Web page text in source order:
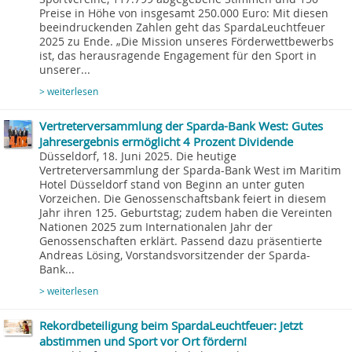
Preise in Höhe von insgesamt 250.000 Euro: Mit diesen
beeindruckenden Zahlen geht das SpardaLeuchtfeuer
2025 zu Ende. „Die Mission unseres Förderwettbewerbs
ist, das herausragende Engagement für den Sport in
unserer...
> weiterlesen
Vertreterversammlung der Sparda-Bank West: Gutes
Jahresergebnis ermöglicht 4 Prozent Dividende
Düsseldorf, 18. Juni 2025. Die heutige
Vertreterversammlung der Sparda-Bank West im Maritim
Hotel Düsseldorf stand von Beginn an unter guten
Vorzeichen. Die Genossenschaftsbank feiert in diesem
Jahr ihren 125. Geburtstag; zudem haben die Vereinten
Nationen 2025 zum Internationalen Jahr der
Genossenschaften erklärt. Passend dazu präsentierte
Andreas Lösing, Vorstandsvorsitzender der Sparda-
Bank...
> weiterlesen
Rekordbeteiligung beim SpardaLeuchtfeuer: Jetzt
abstimmen und Sport vor Ort fördern!